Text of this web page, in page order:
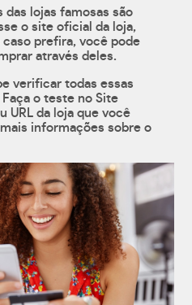
lojas famosas são
o site oficial da loja,
caso prefira, você pode
através deles.
verificar todas essas
o teste no Site
URL da loja que você
informações sobre o